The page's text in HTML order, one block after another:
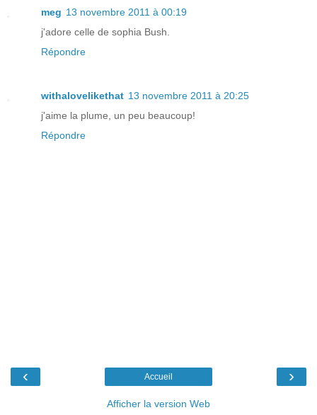
meg 13 novembre 2011 à 00:19
j'adore celle de sophia Bush.
Répondre
withalovelikethat 13 novembre 2011 à 20:25
j'aime la plume, un peu beaucoup!
Répondre
‹ ›
Accueil
Afficher la version Web